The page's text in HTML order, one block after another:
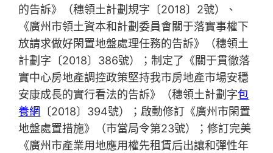
的告訴》（穗領土計劃規字〔2018〕2號）、
《廣州市領土資本和計劃委員會關于落實事權下
放請求做好閑置地盤處理任務的告訴》（穗領土
計劃字〔2018〕386號）；制定了《關于貫徹落
實中心房地產調控政策堅持我市房地產市場安穩
安康成長的實行看法的告訴》（穗領土計劃字包
養網
〔2018〕394號）；啟動修訂《廣州市閑置
地盤處置措施》（市當局令第23號）；修訂完美
《廣州市產業用地應用權先租賃后出讓和彈性年